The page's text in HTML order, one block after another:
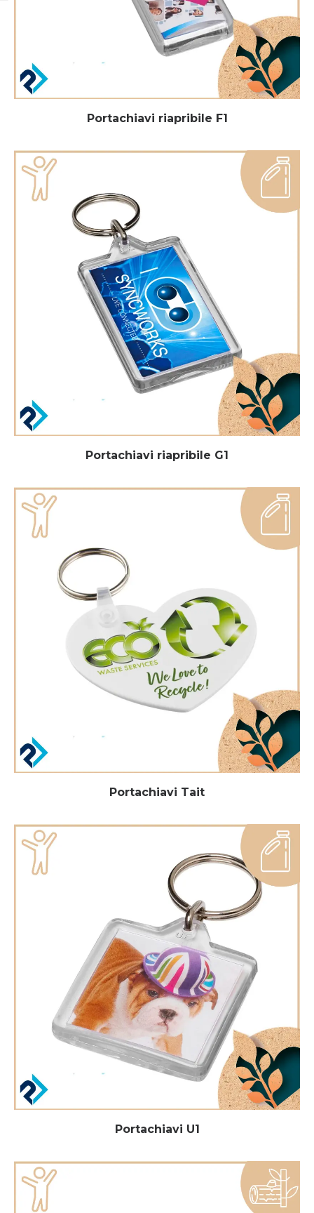
Portachiavi riapribile F1
Portachiavi riapribile G1
Portachiavi Tait
Portachiavi U1